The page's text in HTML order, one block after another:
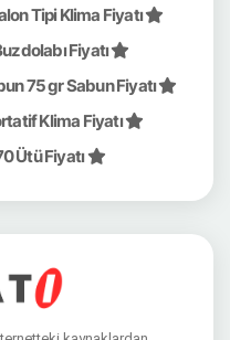
Tipi Klima Fiyatı
Fiyatı
75 gr Sabun Fiyatı
Klima Fiyatı
Ütü Fiyatı